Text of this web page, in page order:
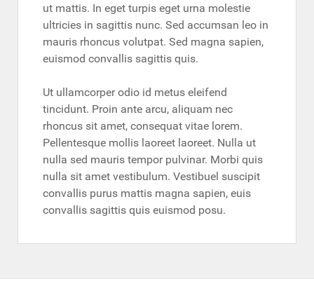
ut mattis. In eget turpis eget urna molestie
ultricies in sagittis nunc. Sed accumsan leo in
mauris rhoncus volutpat. Sed magna sapien,
euismod convallis sagittis quis.
Ut ullamcorper odio id metus eleifend
tincidunt. Proin ante arcu, aliquam nec
rhoncus sit amet, consequat vitae lorem.
Pellentesque mollis laoreet laoreet. Nulla ut
nulla sed mauris tempor pulvinar. Morbi quis
nulla sit amet vestibulum. Vestibuel suscipit
convallis purus mattis magna sapien, euis
convallis sagittis quis euismod posu.